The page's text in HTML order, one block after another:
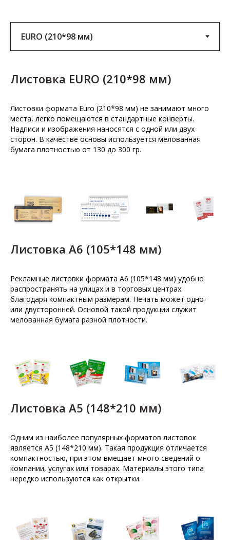
Листовка EURO (210*98 мм)
Листовки формата Euro (210*98 мм) не занимают много
места, легко помещаются в стандартные конверты.
Надписи и изображения наносятся с одной или двух
сторон. В качестве основы используется мелованная
бумага плотностью от 130 до 300 гр.
Листовка А6 (105*148 мм)
Рекламные листовки формата А6 (105*148 мм) удобно
распространять на улицах и в торговых центрах
благодаря компактным размерам. Печать может одно-
или двусторонней. Основой такой продукции служит
мелованная бумага разной плотности.
Листовка А5 (148*210 мм)
Одним из наиболее популярных форматов листовок
является А5 (148*210 мм). Такая продукция отличается
компактностью, при этом вмещает много сведений о
компании, услугах или товарах. Материалы этого типа
нередко используются как открытки.